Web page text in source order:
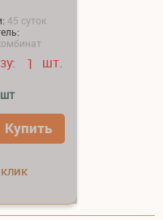
45 суток
1 шт.
Купить